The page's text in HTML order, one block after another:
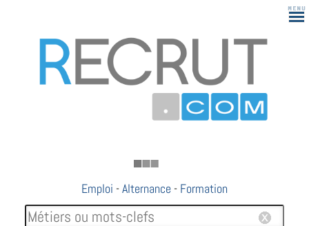
183
Emploi -Alternance - Formation